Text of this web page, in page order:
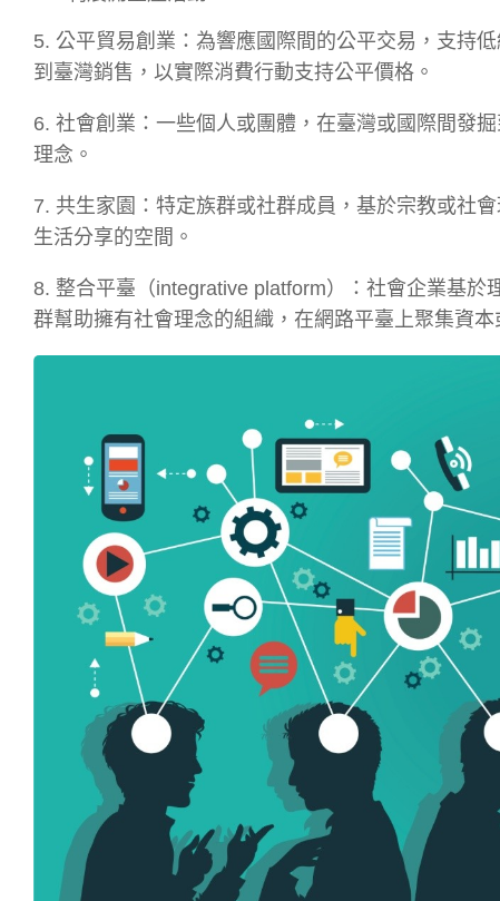
5. 公平貿易創業：為響應國際間的公平交易，支持
到臺灣銷售，以實際消費行動支持公平價格。
6. 社會創業：一些個人或團體，在臺灣或國際間發
理念。
7. 共生家園：特定族群或社群成員，基於宗教或社
生活分享的空間。
8. 整合平臺（integrative platform）：社會企業基
群幫助擁有社會理念的組織，在網路平臺上聚集資